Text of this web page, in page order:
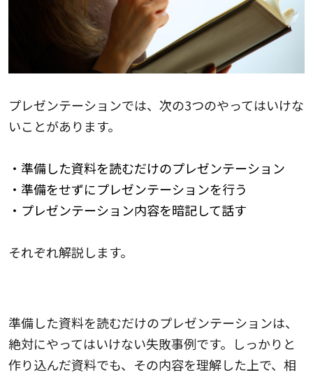
プレゼンテーションでは、次の3つのやってはいけな
いことがあります。
・準備した資料を読むだけのプレゼンテーション
・準備をせずにプレゼンテーションを行う
・プレゼンテーション内容を暗記して話す
それぞれ解説します。
準備した資料を読むだけのプレゼンテーションは、
絶対にやってはいけない失敗事例です。しっかりと
作り込んだ資料でも、その内容を理解した上で、相